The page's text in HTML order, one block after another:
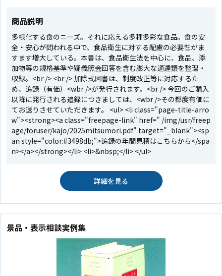
商品説明
多様化する食のニーズ。それに応える多種多彩な食品。食の安
全・安心が問われる中で、食品衛生に対する配慮の必要性がま
すます増大している。本書は、食品衛生法を中心に、食品、添
加物等の規格基準や疑義照会回答を含む膨大な通達類を整理・
収録。<br /> <br /> 加除式図書は、制度改正等に対応するた
め、追録（有価）<wbr />が発行されます。<br /> 今回のご購入
以降に発行される追録につきましては、<wbr />その都度有価に
てお送りさせていただきます。 <ul> <li class="page-title-arro
w"><strong><a class="freepage-link" href=" /img/usr/freep
age/foruser/kajo/2025mitsumori.pdf" target="_blank"><sp
an style="color:#3498db;">追録の年間見積はこちらから</spa
n></a></strong></li> <li>&nbsp;</li> </ul>
詳細を見る
景品・表示相談実例集